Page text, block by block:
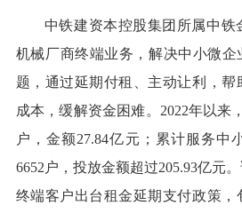
中铁建资本控股集团所属中铁
机械厂商终端业务，解决中小微企
题，通过延期付租、主动让利，帮
成本，缓解资金困难。2022年以来
户，金额27.84亿元；累计服务中
6652户，投放金额超过205.93亿元
终端客户出台租金延期支付政策，